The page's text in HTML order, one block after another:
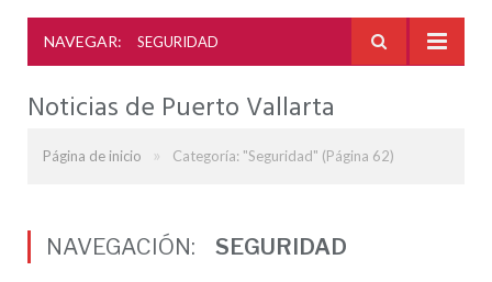
NAVEGAR: SEGURIDAD
Noticias de Puerto Vallarta
Página de inicio » Categoría: "Seguridad" (Página 62)
NAVEGACIÓN: SEGURIDAD